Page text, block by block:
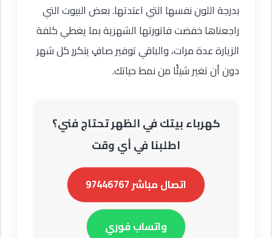
بدرجة اللون نفسها التي اعتدتها. بعض البيوت التي
راجعناها خفضت فاتورتها الشهرية بما يغطي كلفة
الزيارة عدة مرات، والباقي توفير صافٍ يتكرر كل شهر
دون أن تغير شيئًا من نمط حياتك.
كهرباء بيتك في الظهر تحتاج فني؟
اطلبنا في أي وقت
اتصال مباشر 97446767
واتساب فوري